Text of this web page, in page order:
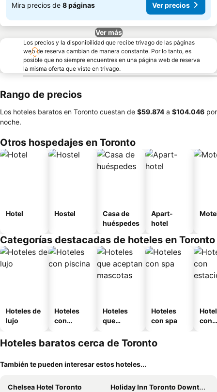
Mira precios de 8 páginas Ver precios
Ver más
Los precios y la disponibilidad que recibe trivago de las páginas
web de reserva cambian de manera constante. Por lo tanto, es
posible que no siempre encuentres en una página web de reserva
la misma oferta que viste en trivago.
Rango de precios
Los hoteles baratos en Toronto cuestan de ‎$59.874 a ‎$104.046 por
noche.
Otros hospedajes en Toronto
Hotel Hostel
Casa de
huéspedes
Apart-
hotel
Categorías destacadas de hoteles en Toronto
Hoteles de
lujo
Hoteles
con
Hoteles
que
mascotas
Hoteles
con spa
con
Hoteles baratos cerca de Toronto
También te pueden interesar estos hoteles...
Chelsea Hotel Toronto
Holiday Inn Toronto Downtown Centre By Ihg